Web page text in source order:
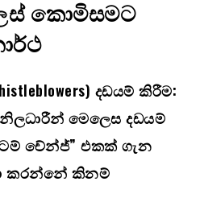
කොමිසමට
දඩයම් කිරීම:
මෙලෙස දඩයම්
චේන්ජ්” එකක් ගැන
කරන්නේ කිනම්